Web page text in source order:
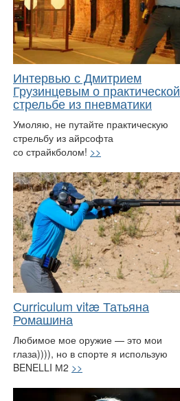
Интервью с Дмитрием
Грузинцевым о практической
стрельбе из пневматики
Умоляю, не путайте практическую
стрельбу из айрсофта
со страйкболом! >>
Сurriculum vitæ Татьяна
Ромашина
Любимое мое оружие — это мои
глаза)))), но в спорте я использую
BENELLI М2 >>